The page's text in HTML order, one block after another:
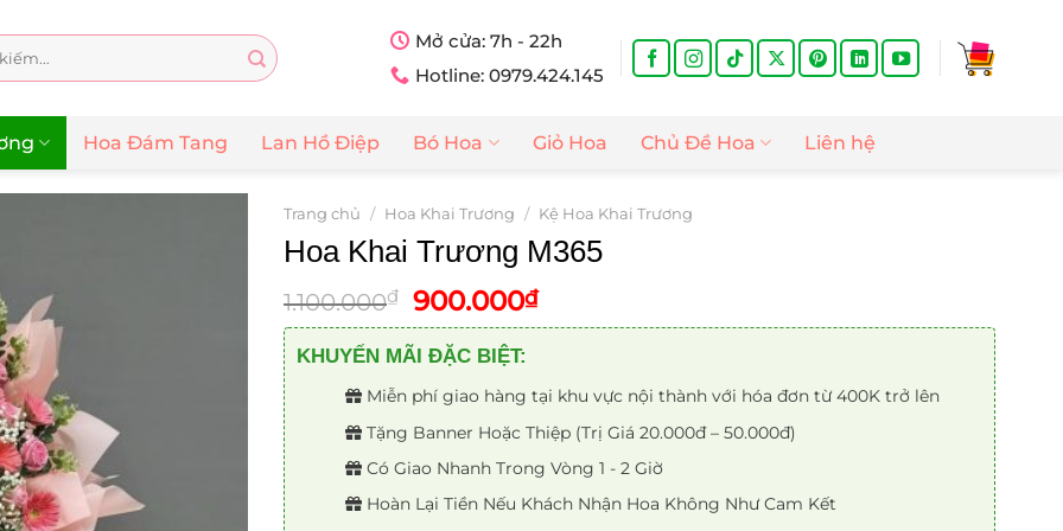
Mở cửa: 7h - 22h
Hotline: 0979.424.145
Hoa Đám Tang Lan Hồ Điệp Bó Hoa Giỏ Hoa Chủ Đề Hoa Liên hệ
Trang chủ / Hoa Khai Trương / Kệ Hoa Khai Trương
Hoa Khai Trương M365
1.100.000₫ Giá
gốc
là:
1.100.000₫.
900.000₫Giá
hiện
là:
900.000₫.
KHUYẾN MÃI ĐẶC BIỆT:
Miễn phí giao hàng tại khu vực nội thành với hóa đơn từ 400K trở lên
Tặng Banner Hoặc Thiệp (Trị Giá 20.000đ – 50.000đ)
Có Giao Nhanh Trong Vòng 1 - 2 Giờ
Hoàn Lại Tiền Nếu Khách Nhận Hoa Không Như Cam Kết